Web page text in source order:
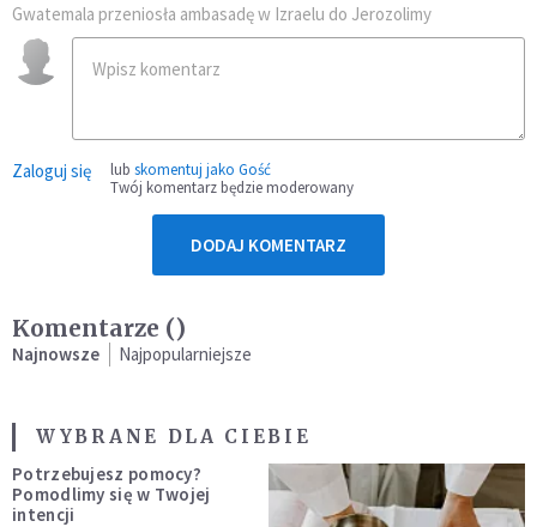
Gwatemala przeniosła ambasadę w Izraelu do Jerozolimy
Zaloguj się lub skomentuj jako Gość
Twój komentarz będzie moderowany
DODAJ KOMENTARZ
Komentarze ()
Najnowsze Najpopularniejsze
WYBRANE DLA CIEBIE
Potrzebujesz pomocy?
Pomodlimy się w Twojej
intencji